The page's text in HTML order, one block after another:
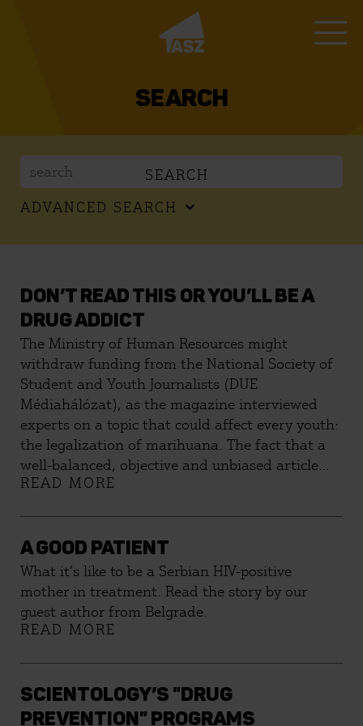
SEARCH
ADVANCED SEARCH
SEARCH
DON’T READ THIS OR YOU’LL BE A
DRUG ADDICT
The Ministry of Human Resources might
withdraw funding from the National Society of
Student and Youth Journalists (DUE
Médiahálózat), as the magazine interviewed
experts on a topic that could affect every youth:
the legalization of marihuana. The fact that a
well-balanced, objective and unbiased article
about a relevant drugs policy issue concerning
discourse that with state funding.
READ MORE
A GOOD PATIENT
What it’s like to be a Serbian HIV-positive
mother in treatment. Read the story by our
guest author from Belgrade.
READ MORE
SCIENTOLOGY’S "DRUG
PREVENTION" PROGRAMS